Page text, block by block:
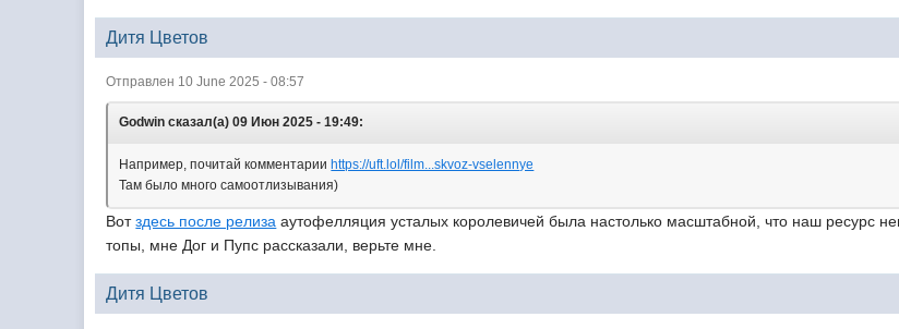
Дитя Цветов
Отправлен 10 June 2025 - 08:57
Godwin сказал(а) 09 Июн 2025 - 19:49:
Например, почитай комментарии https://uft.lol/film...skvoz-vselennye
Там было много самоотлизывания)
Вотздесь после релиза аутофелляция усталых королевичей была настолько масштабной, что наш ресурс
топы, мне Дог и Пупс рассказали, верьте мне.
Дитя Цветов